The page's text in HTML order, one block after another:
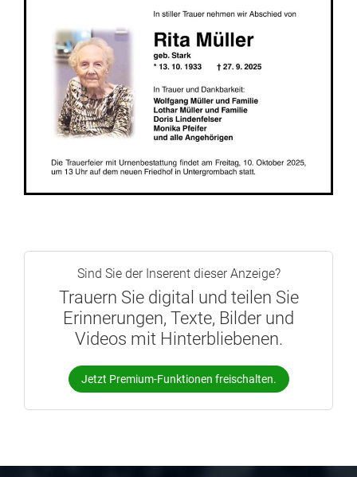
Sind Sie der Inserent dieser Anzeige?
Trauern Sie digital und teilen Sie
Erinnerungen, Texte, Bilder und
Videos mit Hinterbliebenen.
Jetzt Premium-Funktionen freischalten.